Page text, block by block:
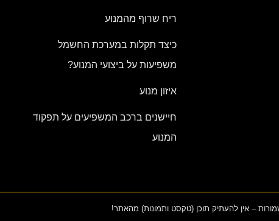
ריח שרוף מהמנוע
כיצד תקלות במערכת החשמל
משפיעות על ביצועי המנוע?
איזון מנוע
חיישנים ברכב המשפיעים על תפקוד
המנוע
– אין להעתיק תוכן (טקסט ותמונות) מהאתר!